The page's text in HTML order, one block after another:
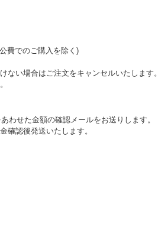
費でのご購入を除く)
ない場合はご注文をキャンセルいたします。
わせた金額の確認メールをお送りします。
確認後発送いたします。